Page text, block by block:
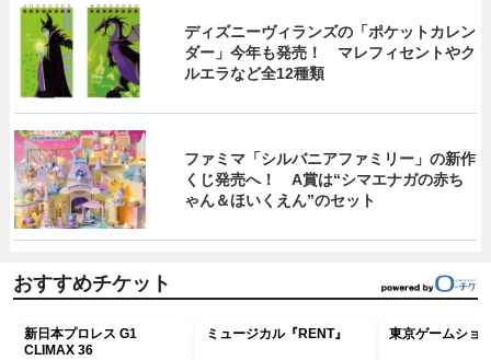
ディズニーヴィランズの「ポケットカレン
ダー」今年も発売！ マレフィセントやク
ルエラなど全12種類
ファミマ「シルバニアファミリー」の新作
くじ発売へ！ A賞は“シマエナガの赤ち
ゃん＆ほいくえん”のセット
おすすめチケット
新日本プロレス G1
CLIMAX 36
ミュージカル『RENT』 東京ゲームショ